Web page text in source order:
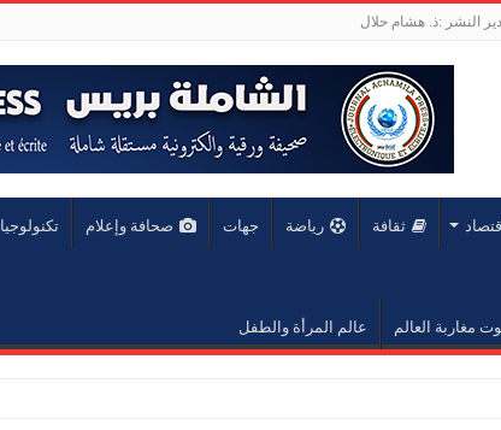
النشر :ذ. هشام حلال
اقتصاد ثقافة رياضة جهات صحافة وإعلام تكنولوجيا
مغاربة العالم عالم المرأة والطفل